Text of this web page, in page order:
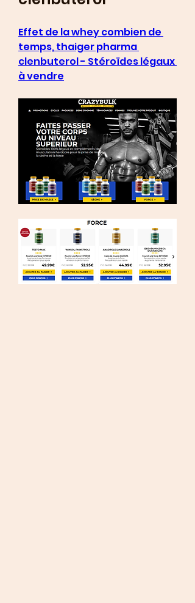
Effet de la whey combien de
temps, thaiger pharma
clenbuterol - Stéroïdes légaux
à vendre